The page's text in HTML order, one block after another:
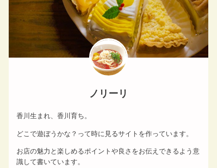
ノリーリ
香川生まれ、香川育ち。
どこで遊ぼうかな？って時に見るサイトを作っています。
お店の魅力と楽しめるポイントや良さをお伝えできるよう意
識して書いています。